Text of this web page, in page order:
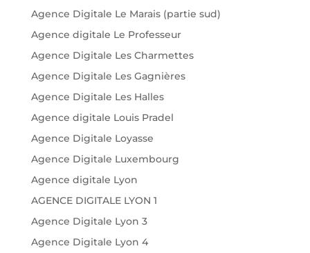
Agence Digitale Le Marais (partie sud)
Agence digitale Le Professeur
Agence Digitale Les Charmettes
Agence Digitale Les Gagnières
Agence Digitale Les Halles
Agence digitale Louis Pradel
Agence Digitale Loyasse
Agence Digitale Luxembourg
Agence digitale Lyon
AGENCE DIGITALE LYON 1
Agence Digitale Lyon 3
Agence Digitale Lyon 4